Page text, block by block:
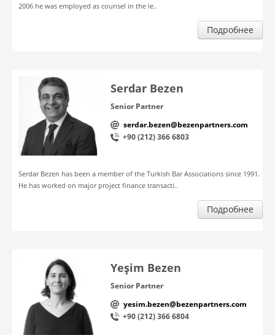
2006 he was employed as counsel in the le..
Подробнее
Serdar Bezen
Senior Partner
serdar.bezen@bezenpartners.com
+90 (212) 366 6803
Serdar Bezen has been a member of the Turkish Bar Associations since 1991.
He has worked on major project finance transacti..
Подробнее
Yeşim Bezen
Senior Partner
yesim.bezen@bezenpartners.com
+90 (212) 366 6804